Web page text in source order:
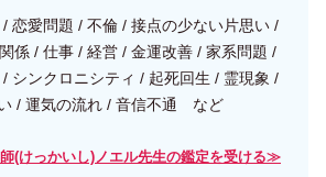
恋愛問題 / 不倫 / 接点の少ない片思い /
係 / 仕事 / 経営 / 金運改善 / 家系問題 /
シンクロニシティ / 起死回生 / 霊現象 /
/ 運気の流れ / 音信不通 など
(けっかいし)ノエル先生の鑑定を受ける≫